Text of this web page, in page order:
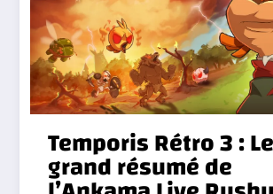
Temporis Rétro 3 : Le
grand résumé de